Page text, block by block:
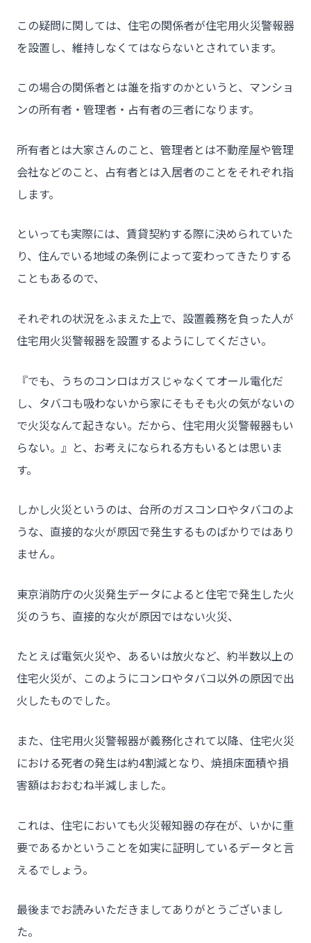
- 不動産管理会社様・アパートマンションオーナー様
- お客様の声
- 施工事例
- ブログ＆ニュース
- 会社概要
- お問い合わせ
この疑問に関しては、住宅の関係者が住宅用火災警報器
を設置し、維持しなくてはならないとされています。
この場合の関係者とは誰を指すのかというと、マンショ
ンの所有者・管理者・占有者の三者になります。
所有者とは大家さんのこと、管理者とは不動産屋や管理
会社などのこと、占有者とは入居者のことをそれぞれ指
します。
といっても実際には、賃貸契約する際に決められていた
り、住んでいる地域の条例によって変わってきたりする
こともあるので、
それぞれの状況をふまえた上で、設置義務を負った人が
住宅用火災警報器を設置するようにしてください。
『でも、うちのコンロはガスじゃなくてオール電化だ
し、タバコも吸わないから家にそもそも火の気がないの
で火災なんて起きない。だから、住宅用火災警報器もい
らない。』と、お考えになられる方もいるとは思いま
す。
しかし火災というのは、台所のガスコンロやタバコのよ
うな、直接的な火が原因で発生するものばかりではあり
ません。
東京消防庁の火災発生データによると住宅で発生した火
災のうち、直接的な火が原因ではない火災、
たとえば電気火災や、あるいは放火など、約半数以上の
住宅火災が、このようにコンロやタバコ以外の原因で出
火したものでした。
また、住宅用火災警報器が義務化されて以降、住宅火災
における死者の発生は約4割減となり、焼損床面積や損
害額はおおむね半減しました。
これは、住宅においても火災報知器の存在が、いかに重
要であるかということを如実に証明しているデータと言
えるでしょう。
最後までお読みいただきましてありがとうございまし
た。